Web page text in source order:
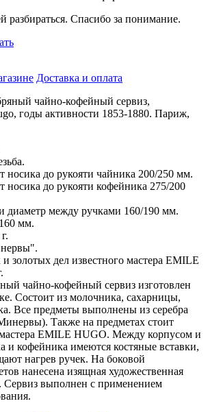
разбираться. Спасибо за понимание.
Доставка и оплата
чайно-кофейный сервиз,
годы активности 1853-1880. Париж,
носика до рукояти чайника 200/250 мм.
носика до рукояти кофейника 275/200
диаметр между ручками 160/190 мм.
мм.
золотых дел известного мастера EMILE
чайно-кофейный сервиз изготовлен
Состоит из молочника, сахарницы,
Все предметы выполнены из серебра
Также на предметах стоит
EMILE HUGO. Между корпусом и
и кофейника имеются костяные вставки,
нагрев ручек. На боковой
нанесена изящная художественная
Сервиз выполнен с применением